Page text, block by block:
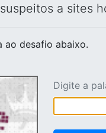
a sites
ao desafio abaixo.
Digite a